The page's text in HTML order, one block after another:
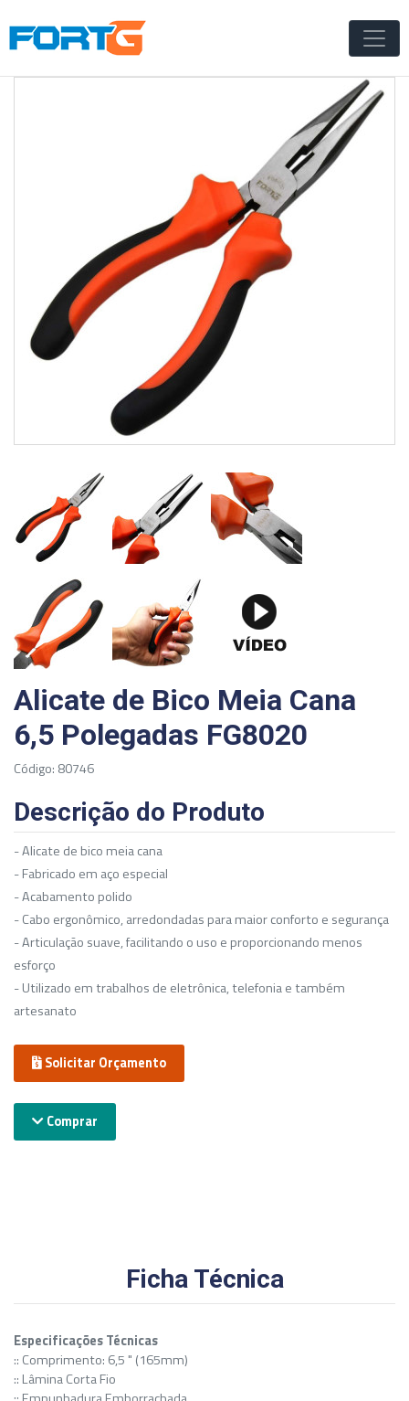
Alicate de Bico Meia Cana
6,5 Polegadas FG8020
Código: 80746
Descrição do Produto
- Alicate de bico meia cana
- Fabricado em aço especial
- Acabamento polido
- Cabo ergonômico, arredondadas para maior conforto e segurança
- Articulação suave, facilitando o uso e proporcionando menos
esforço
- Utilizado em trabalhos de eletrônica, telefonia e também
artesanato
Solicitar Orçamento
Comprar
Ficha Técnica
Especificações Técnicas
:: Comprimento: 6,5 " (165mm)
:: Lâmina Corta Fio